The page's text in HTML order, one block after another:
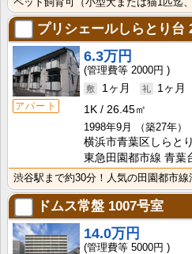
プリシェールしらとり台
アパート
6.3万円
2000円
1ヶ月
1ヶ月
1K
26.45㎡
1998年9月
（築27年）
横浜市青葉区しらと
東急田園都市線 青葉
ドムス常盤 1007号室
14.0万円
5000円